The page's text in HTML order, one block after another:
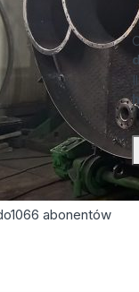
1066 abonentów